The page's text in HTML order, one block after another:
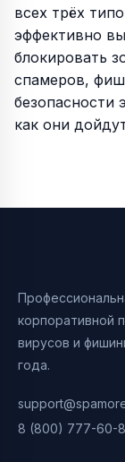
всех трёх
эффективно
блокировать
спамеров,
безопасности
как они
корпоративной
вирусов и
года.
8 (800) 777-60-